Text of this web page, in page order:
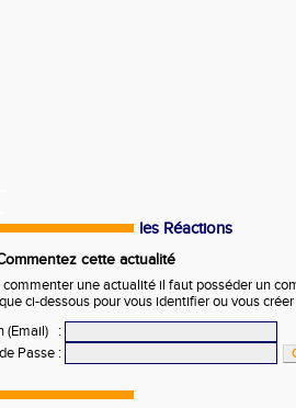
les Réactions
cette actualité
commenter une actualité il faut posséder un
ci-dessous pour vous identifier ou vous
(Email)
:
Passe :